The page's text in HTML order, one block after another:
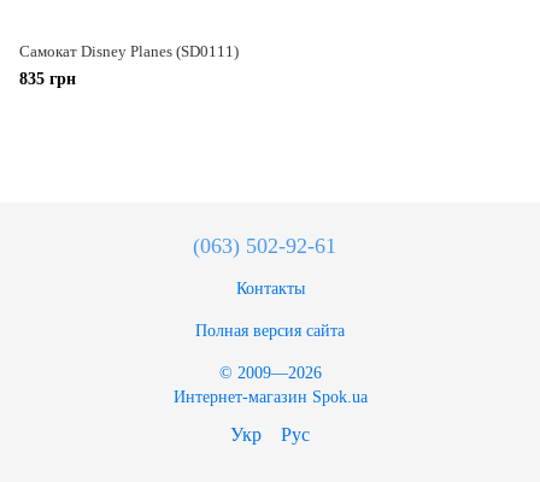
Самокат Disney Planes (SD0111)
835 грн
(063) 502-92-61
Контакты
Полная версия сайта
© 2009—2026
Интернет-магазин Spok.ua
Укр Рус